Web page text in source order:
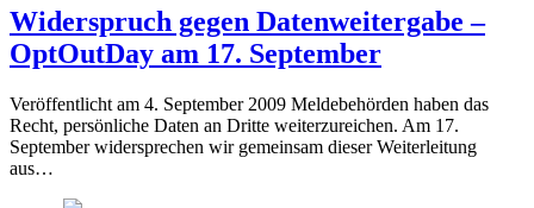
Widerspruch gegen Datenweitergabe –
OptOutDay am 17. September(3.
2009)
Veröffentlicht am 4. September 2009 Meldebehörden haben das
Recht, persönliche Daten an Dritte weiterzureichen. Am 17.
September widersprechen wir gemeinsam dieser Weiterleitung
aus…